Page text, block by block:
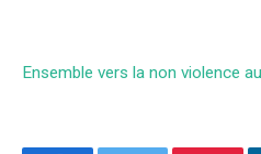
Ensemble vers la non violence